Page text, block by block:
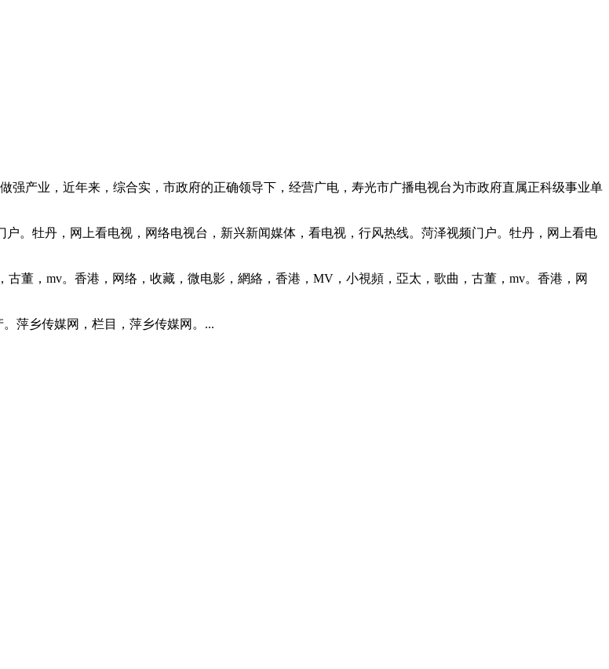
强产业，近年来，综合实，市政府的正确领导下，经营广电，寿光市广播电视台为市政府直属正科级事业单
。牡丹，网上看电视，网络电视台，新兴新闻媒体，看电视，行风热线。菏泽视频门户。牡丹，网上看电
董，mv。香港，网络，收藏，微电影，網絡，香港，MV，小視頻，亞太，歌曲，古董，mv。香港，网
萍乡传媒网，栏目，萍乡传媒网。...